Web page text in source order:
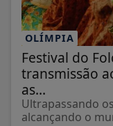
OLÍMPIA
Festival do
transmissão
as...
Ultrapassando
alcançando o